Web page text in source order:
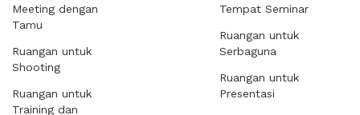
Meeting dengan
Tamu
Ruangan untuk
Shooting
Ruangan untuk
Training dan
Tempat Seminar
Ruangan untuk
Serbaguna
Ruangan untuk
Presentasi